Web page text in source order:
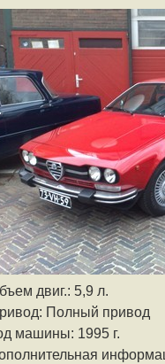
двиг.: 5,9 л.
Полный привод
машины: 1995 г.